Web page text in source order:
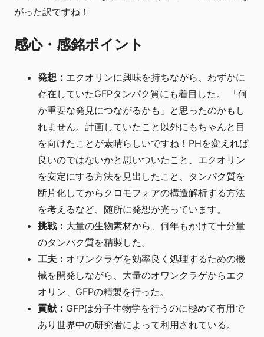
がった訳ですね！
感心・感銘ポイント
発想： エクオリンに興味を持ちながら、わずかに
存在していたGFPタンパク質にも着目した。 「何
か重要な発見につながるかも」と思ったのかもし
れません。計画していたこと以外にもちゃんと目
を向けたことが素晴らしいですね！PHを変えれば
良いのではないかと思いついたこと、エクオリン
を安定にする方法を見出したこと、タンパク質を
断片化してからクロモフォアの構造解析する方法
を考えるなど、随所に発想が光っています。
挑戦： 大量の生物素材から、何年もかけて十分量
のタンパク質を精製した。
工夫： オワンクラゲを効率良く処理するための機
械を開発しながら、大量のオワンクラゲからエク
オリン、GFPの精製を行った。
貢献： GFPは分子生物学を行うのに極めて有用で
あり世界中の研究者によって利用されている。